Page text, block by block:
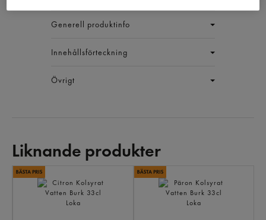
Generell produktinfo
Innehållsförteckning
Övrigt
Liknande produkter